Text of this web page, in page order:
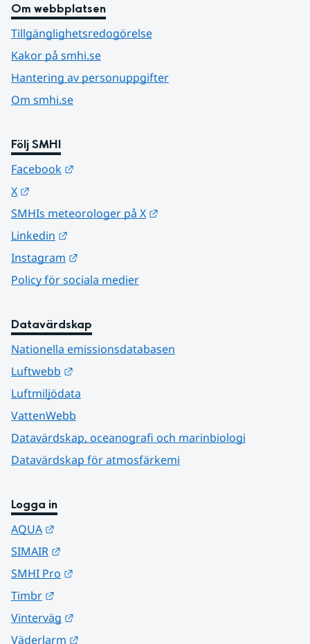
Om webbplatsen
Tillgänglighetsredogörelse
Kakor på smhi.se
Hantering av personuppgifter
Om smhi.se
Följ SMHI
Facebook
X
SMHIs meteorologer på X
Linkedin
Instagram
Policy för sociala medier
Datavärdskap
Nationella emissionsdatabasen
Luftwebb
Luftmiljödata
VattenWebb
Datavärdskap, oceanografi och marinbiologi
Datavärdskap för atmosfärkemi
Logga in
AQUA
SIMAIR
SMHI Pro
Timbr
Vinterväg
Väderlarm